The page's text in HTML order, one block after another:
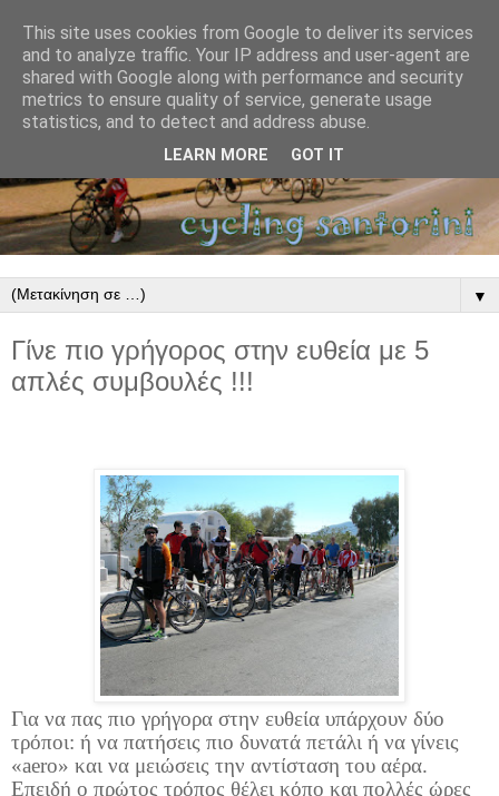
▼
Γίνε πιο γρήγορος στην ευθεία με 5
απλές συμβουλές !!!
Για να πας πιο γρήγορα στην ευθεία υπάρχουν δύο
τρόποι: ή να πατήσεις πιο δυνατά πετάλι ή να γίνεις
«aero» και να μειώσεις την αντίσταση του αέρα.
Επειδή ο πρώτος τρόπος θέλει κόπο και πολλές ώρες
This site uses cookies from Google to deliver its services
and to analyze traffic. Your IP address and user-agent are
shared with Google along with performance and security
metrics to ensure quality of service, generate usage
statistics, and to detect and address abuse.
LEARN MORE GOT IT